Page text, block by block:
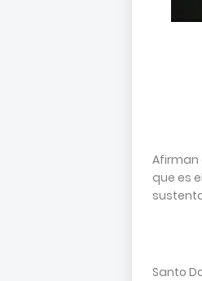
Afirman
que es
Santo